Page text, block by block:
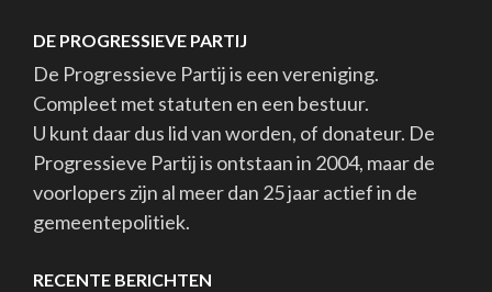
DE PROGRESSIEVE PARTIJ
De Progressieve Partij is een vereniging.
Compleet met statuten en een bestuur.
U kunt daar dus lid van worden, of donateur. De
Progressieve Partij is ontstaan in 2004, maar de
voorlopers zijn al meer dan 25 jaar actief in de
gemeentepolitiek.
RECENTE BERICHTEN